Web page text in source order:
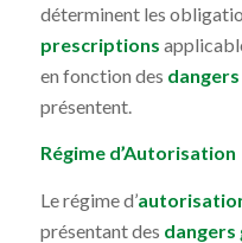
déterminent les
prescriptions
en fonction des dangers
présentent.
Régime d’Autorisation
Le régime d’
présentant des dangers